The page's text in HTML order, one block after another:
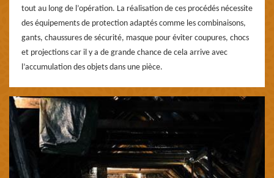
tout au long de l’opération. La réalisation de ces procédés nécessite
des équipements de protection adaptés comme les combinaisons,
gants, chaussures de sécurité, masque pour éviter coupures, chocs
et projections car il y a de grande chance de cela arrive avec
l’accumulation des objets dans une pièce.